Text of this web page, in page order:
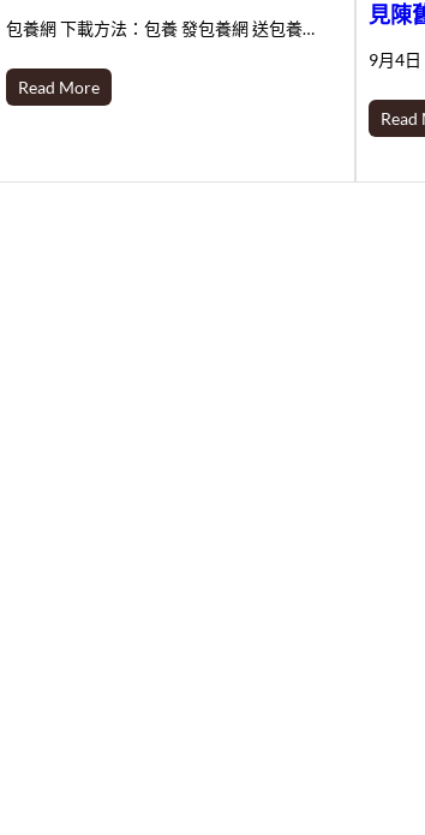
包養網 下載方法：包養 發包養網 送包養…
Read More
見陳
9月4
Read